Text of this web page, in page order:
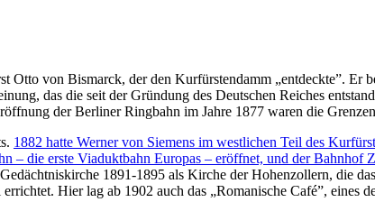
Otto von Bismarck, der den Kurfürstendamm „entdeckte”.
das die seit der Gründung des Deutschen Reiches
der Berliner Ringbahn im Jahre 1877 waren die
1882 hatte Werner von Siemens im westlichen Teil des
– die erste Viaduktbahn Europas – eröffnet, und der Bahnhof
1891-1895 als Kirche der Hohenzollern, die
Hier lag ab 1902 auch das „Romanische Café”, eines